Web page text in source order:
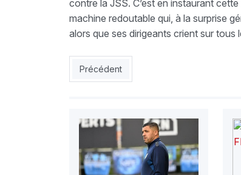
contre la JSS. C’est en instaurant
machine redoutable qui, à la surprise
alors que ses dirigeants crient sur
Article précédent : ESS : Okbi prolonge
Précédent